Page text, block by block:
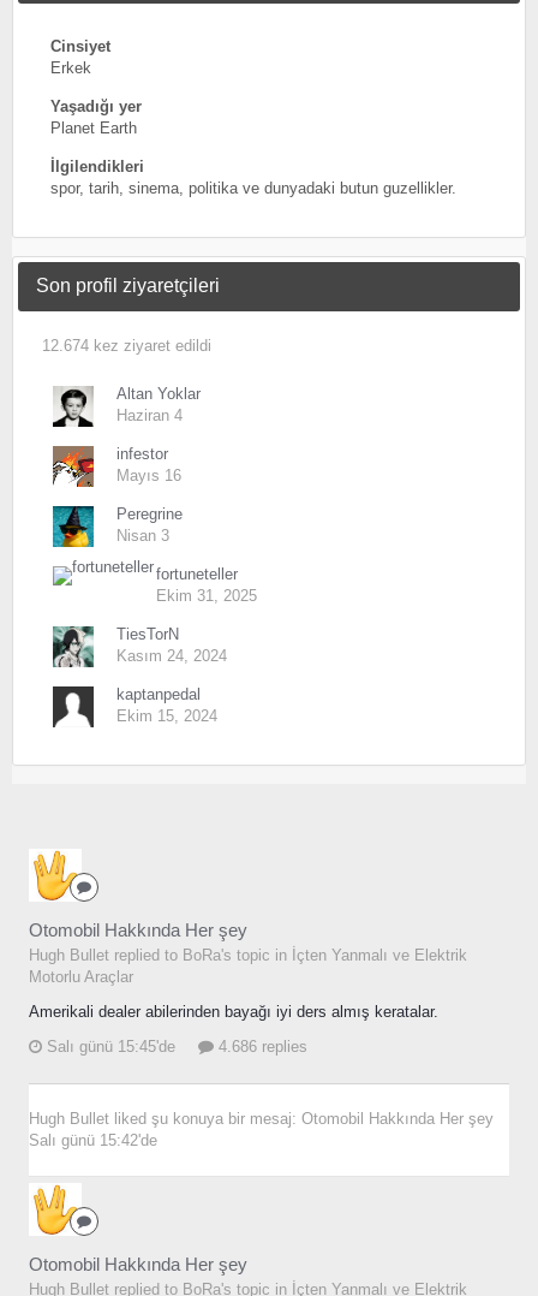
Cinsiyet
Erkek
Yaşadığı yer
Planet Earth
İlgilendikleri
spor, tarih, sinema, politika ve dunyadaki butun guzellikler.
Son profil ziyaretçileri
12.674 kez ziyaret edildi
Altan Yoklar
Haziran 4
infestor
Mayıs 16
Peregrine
Nisan 3
fortuneteller
Ekim 31, 2025
TiesTorN
Kasım 24, 2024
kaptanpedal
Ekim 15, 2024
Otomobil Hakkında Her şey
Hugh Bullet replied to BoRa's topic in İçten Yanmalı ve Elektrik
Motorlu Araçlar
Amerikali dealer abilerinden bayağı iyi ders almış keratalar.
Salı günü 15:45'de
4.686 replies
Hugh Bullet liked şu konuya bir mesaj: Otomobil Hakkında Her şey
Salı günü 15:42'de
Otomobil Hakkında Her şey
Hugh Bullet replied to BoRa's topic in İçten Yanmalı ve Elektrik